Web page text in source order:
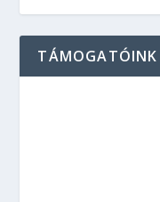
TÁMOGATÓINK